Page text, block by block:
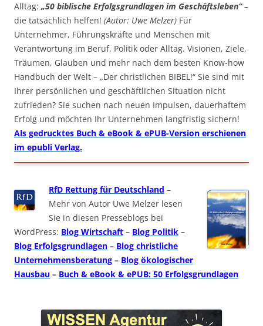
Alltag: „50 biblische Erfolgsgrundlagen im Geschäftsleben“–
die tatsächlich helfen! (Autor: Uwe Melzer) Für
Unternehmer, Führungskräfte und Menschen mit
Verantwortung im Beruf, Politik oder Alltag. Visionen, Ziele,
Träumen, Glauben und mehr nach dem besten Know-how
Handbuch der Welt – „Der christlichen BIBEL!“ Sie sind mit
Ihrer persönlichen und geschäftlichen Situation nicht
zufrieden? Sie suchen nach neuen Impulsen, dauerhaftem
Erfolg und möchten Ihr Unternehmen langfristig sichern!
Als gedrucktes Buch & eBook & ePUB-Version erschienen
im epubli Verlag.
RfD Rettung für Deutschland –
Mehr von Autor Uwe Melzer lesen
Sie in diesen Presseblogs bei
WordPress: Blog Wirtschaft – Blog Politik –
Blog Erfolgsgrundlagen – Blog christliche
Unternehmensberatung – Blog ökologischer
Hausbau – Buch & eBook & ePUB: 50 Erfolgsgrundlagen